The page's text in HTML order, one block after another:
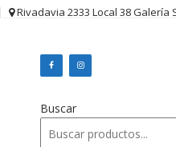
Rivadavia 2333 Local 38
Buscar